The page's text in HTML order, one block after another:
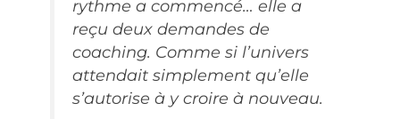
rythme a commencé… elle a
reçu deux demandes de
coaching. Comme si l’univers
attendait simplement qu’elle
s’autorise à y croire à nouveau.